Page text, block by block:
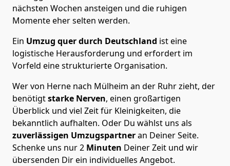
nächsten Wochen ansteigen und die ruhigen
Momente eher selten werden.
Ein Umzug quer durch Deutschland ist eine
logistische Herausforderung und erfordert im
Vorfeld eine strukturierte Organisation.
Wer von Herne nach Mülheim an der Ruhr zieht, der
benötigtstarke Nerven, einen großartigen
Überblick und viel Zeit für Kleinigkeiten, die
bekanntlich aufhalten. Oder Du wählst uns als
zuverlässigen Umzugspartneran Deiner Seite.
Schenke uns nur2 Minuten Deiner Zeit und wir
übersenden Dir ein individuelles Angebot.